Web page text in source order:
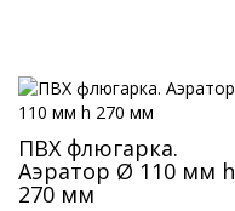
ПВХ флюгарка.
Аэратор Ø 110 мм h
270 мм